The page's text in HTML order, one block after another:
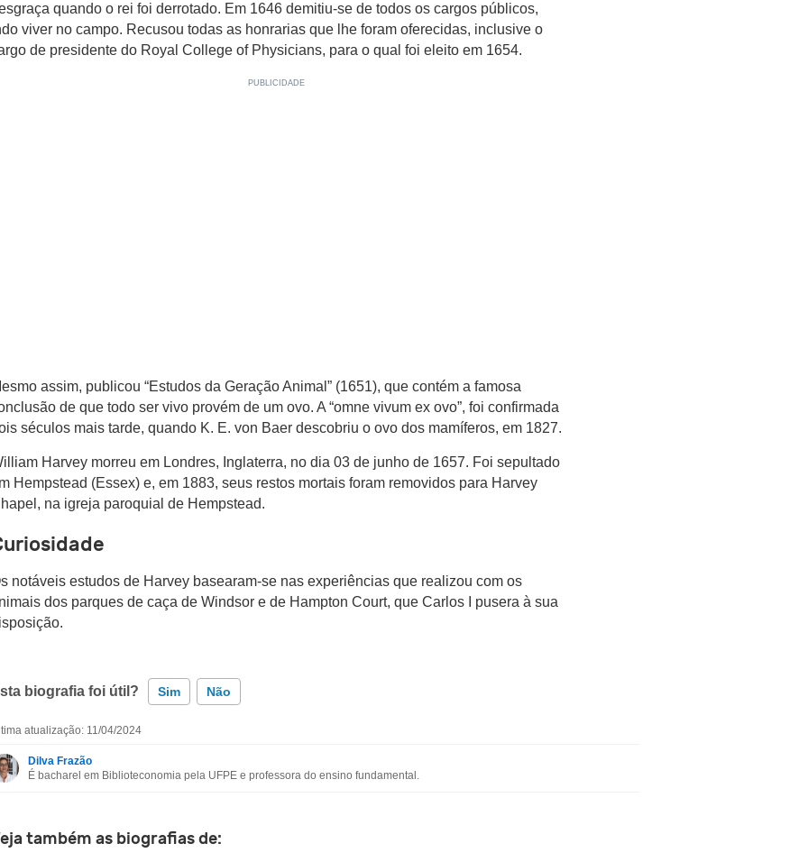
quando o rei foi derrotado. Em 1646 demitiu-se de todos os cargos públicos,
viver no campo. Recusou todas as honrarias que lhe foram oferecidas, inclusive o
de presidente do Royal College of Physicians, para o qual foi eleito em 1654.
assim, publicou “Estudos da Geração Animal” (1651), que contém a famosa
de que todo ser vivo provém de um ovo. A “omne vivum ex ovo”, foi confirmada
séculos mais tarde, quando K. E. von Baer descobriu o ovo dos mamíferos, em 1827.
Harvey morreu em Londres, Inglaterra, no dia 03 de junho de 1657. Foi sepultado
Hempstead (Essex) e, em 1883, seus restos mortais foram removidos para Harvey
na igreja paroquial de Hempstead.
notáveis estudos de Harvey basearam-se nas experiências que realizou com os
dos parques de caça de Windsor e de Hampton Court, que Carlos I pusera à sua
biografia foi útil? Sim Não
Esta biografia não tem a informação que procuro
atualização: 11/04/2024
Dilva Frazão
É bacharel em Biblioteconomia pela UFPE e professora do ensino fundamental.
também as biografias de: